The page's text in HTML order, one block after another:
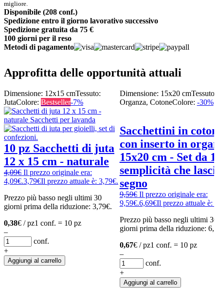
migliore.
Disponibile (208 conf.)
Spedizione entro il giorno lavorativo successivo
Spedizione gratuita da 75 €
100 giorni per il reso
Metodi di pagamento
Approfitta delle opportunità attuali
Dimensione: 12x15 cmTessuto:
JutaColore: Bestseller-7%
10 pz Sacchetti di juta
12 x 15 cm - naturale
4,09€ Il prezzo originale era:
4,09€.3,79€Il prezzo attuale è: 3,79€.
Prezzo più basso negli ultimi 30
giorni prima della riduzione: 3,79€.
0,38€ / pz1 conf. = 10 pz
–
conf.
+
Aggiungi al carrello
Dimensione: 15x20 cmTessuto:
Organza, CotoneColore: -30%
Sacchettini in
con inserto in
15x20 cm - Set da
semplicità che
segno
9,59€ Il prezzo originale era:
9,59€.6,69€Il prezzo attuale è:
Prezzo più basso negli ultimi 30
giorni prima della riduzione:
0,67€ / pz1 conf. = 10 pz
–
conf.
+
Aggiungi al carrello